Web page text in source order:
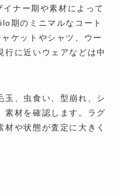
ナー期や素材によって
期のミニマルなコート
ケットやシャツ、ウー
行に近いウェアなどは中
玉、虫食い、型崩れ、シ
素材を確認します。ラグ
や状態が査定に大きく